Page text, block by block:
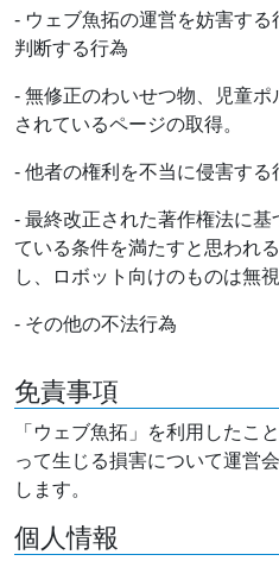
- ウェブ魚拓の運営を妨害する
判断する行為
- 無修正のわいせつ物、児童
されているページの取得。
- 他者の権利を不当に侵害する
- 最終改正された著作権法に
ている条件を満たすと思われ
し、ロボット向けのものは無
- その他の不法行為
免責事項
「ウェブ魚拓」を利用したこ
って生じる損害について運営
します。
個人情報